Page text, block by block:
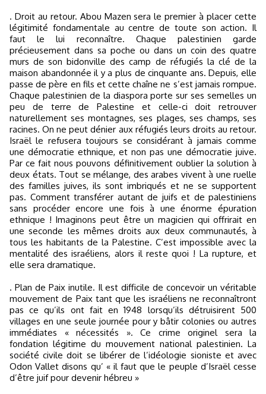
. Droit au retour. Abou Mazen sera le premier à placer cette
légitimité fondamentale au centre de toute son action. Il
faut le lui reconnaître. Chaque palestinien garde
précieusement dans sa poche ou dans un coin des quatre
murs de son bidonville des camp de réfugiés la clé de la
maison abandonnée il y a plus de cinquante ans. Depuis, elle
passe de père en fils et cette chaîne ne s’est jamais rompue.
Chaque palestinien de la diaspora porte sur ses semelles un
peu de terre de Palestine et celle-ci doit retrouver
naturellement ses montagnes, ses plages, ses champs, ses
racines. On ne peut dénier aux réfugiés leurs droits au retour.
Israël le refusera toujours se considérant à jamais comme
une démocratie ethnique, et non pas une démocratie juive.
Par ce fait nous pouvons définitivement oublier la solution à
deux états. Tout se mélange, des arabes vivent à une ruelle
des familles juives, ils sont imbriqués et ne se supportent
pas. Comment transférer autant de juifs et de palestiniens
sans procéder encore une fois à une énorme épuration
ethnique ! Imaginons peut être un magicien qui offrirait en
une seconde les mêmes droits aux deux communautés, à
tous les habitants de la Palestine. C’est impossible avec la
mentalité des israéliens, alors il reste quoi ! La rupture, et
elle sera dramatique.
. Plan de Paix inutile. Il est difficile de concevoir un véritable
mouvement de Paix tant que les israéliens ne reconnaîtront
pas ce qu’ils ont fait en 1948 lorsqu’ils détruisirent 500
villages en une seule journée pour y bâtir colonies ou autres
immédiates « nécessités ». Ce crime originel sera la
fondation légitime du mouvement national palestinien. La
société civile doit se libérer de l’idéologie sioniste et avec
Odon Vallet disons qu’ « il faut que le peuple d’Israël cesse
d’être juif pour devenir hébreu »